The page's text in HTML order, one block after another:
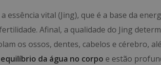
essência vital (Jing), que é a base da
Afinal, a qualidade do Jing
os ossos, dentes, cabelos e cérebro,
da água no corpo e estão